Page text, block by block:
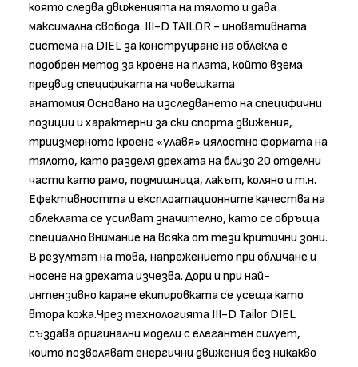
която следва движенията на тялото и дава
максимална свобода. III-D TAILOR - иновативната
система на DIEL за конструиране на облекла е
подобрен метод за кроене на плата, който взема
предвид спецификата на човешката
анатомия.Основано на изследването на специфични
позиции и характерни за ски спорта движения,
триизмерното кроене «улавя» цялостно формата на
тялото, като разделя дрехата на близо 20 отделни
части като рамо, подмишница, лакът, коляно и т.н.
Ефективността и експлоатационните качества на
облеклата се усилват значително, като се обръща
специално внимание на всяка от тези критични зони.
В резултат на това, напрежението при обличане и
носене на дрехата изчезва. Дори и при най-
интензивно каране екипировката се усеща като
втора кожа.Чрез технологията III-D Tailor DIEL
създава оригинални модели с елегантен силует,
които позволяват енергични движения без никакво